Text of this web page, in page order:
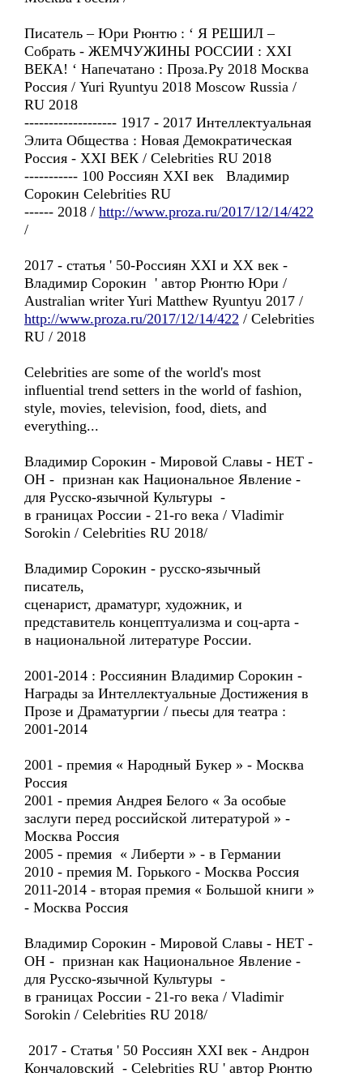
Писатель – Юри Рюнтю : ‘ Я РЕШИЛ –
Собрать - ЖЕМЧУЖИНЫ РОССИИ : XXI
ВЕКА! ‘ Напечатано : Проза.Ру 2018 Москва
Россия / Yuri Ryuntyu 2018 Moscow Russia /
RU 2018
------------------- 1917 - 2017 Интеллектуальная
Элита Общества : Новая Демократическая
Россия - XXI ВЕК / Celebrities RU 2018
----------- 100 Россиян XXI век Владимир
Сорокин Celebrities RU
------ 2018 / http://www.proza.ru/2017/12/14/422
/
2017 - статья ' 50-Россиян XXI и XX век -
Владимир Сорокин ' автор Рюнтю Юри /
Australian writer Yuri Matthew Ryuntyu 2017 /
http://www.proza.ru/2017/12/14/422 / Celebrities
RU / 2018
Celebrities are some of the world's most
influential trend setters in the world of fashion,
style, movies, television, food, diets, and
everything...
Владимир Сорокин - Мировой Славы - НЕТ -
ОН - признан как Национальное Явление -
для Русско-язычной Культуры -
в границах России - 21-го века / Vladimir
Sorokin / Celebrities RU 2018/
Владимир Сорокин - русско-язычный
писатель,
сценарист, драматург, художник, и
представитель концептуализма и соц-арта -
в национальной литературе России.
2001-2014 : Россиянин Владимир Сорокин -
Награды за Интеллектуальные Достижения в
Прозе и Драматургии / пьесы для театра :
2001-2014
2001 - премия « Народный Букер » - Москва
Россия
2001 - премия Андрея Белого « За особые
заслуги перед российской литературой » -
Москва Россия
2005 - премия « Либерти » - в Германии
2010 - премия М. Горького - Москва Россия
2011-2014 - вторая премия « Большой книги »
- Москва Россия
Владимир Сорокин - Мировой Славы - НЕТ -
ОН - признан как Национальное Явление -
для Русско-язычной Культуры -
в границах России - 21-го века / Vladimir
Sorokin / Celebrities RU 2018/
2017 - Статья ' 50 Россиян XXI век - Андрон
Кончаловский - Celebrities RU ' автор Рюнтю